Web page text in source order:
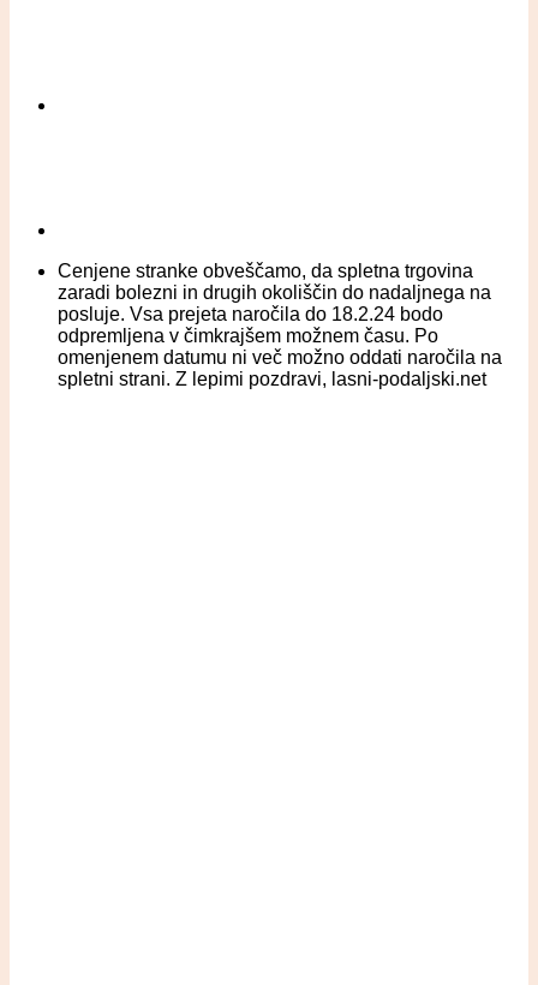
Cenjene stranke obveščamo, da spletna trgovina
zaradi bolezni in drugih okoliščin do nadaljnega na
posluje. Vsa prejeta naročila do 18.2.24 bodo
odpremljena v čimkrajšem možnem času. Po
omenjenem datumu ni več možno oddati naročila na
spletni strani. Z lepimi pozdravi, lasni-podaljski.net